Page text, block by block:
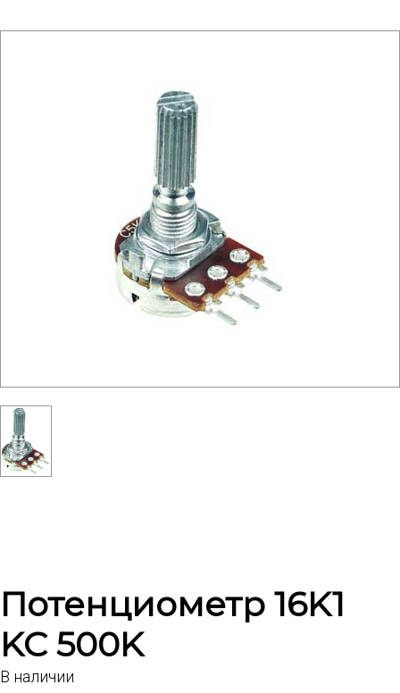
Потенциометр 16K1
KC 500K
В наличии